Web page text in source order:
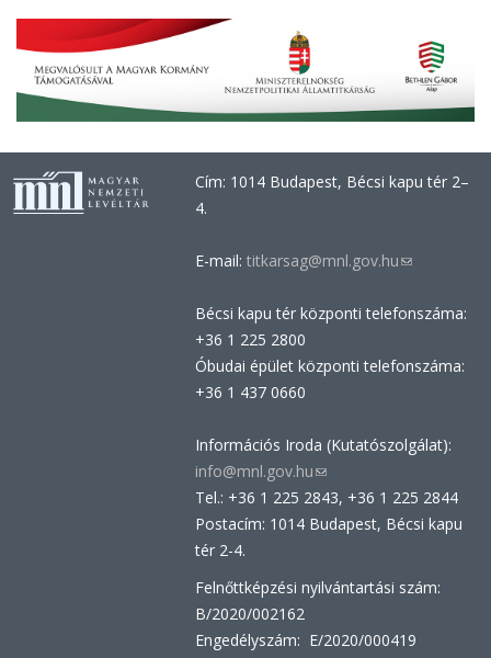
Cím: 1014 Budapest, Bécsi kapu tér 2–
4.
E-mail: titkarsag@mnl.gov.hu(link
e-
Bécsi kapu tér központi telefonszáma:
+36 1 225 2800
Óbudai épület központi telefonszáma:
+36 1 437 0660
Információs Iroda (Kutatószolgálat):
info@mnl.gov.hu(link
sends
e-
Tel.: +36 1 225 2843, +36 1 225 2844
Postacím: 1014 Budapest, Bécsi kapu
tér 2-4.
Felnőttképzési nyilvántartási szám:
B/2020/002162
Engedélyszám: E/2020/000419